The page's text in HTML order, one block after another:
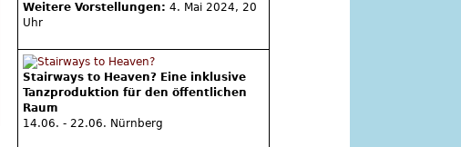
Weitere Vorstellungen: 4. Mai 2024, 20
Uhr
Stairways to Heaven? Eine inklusive
Tanzproduktion für den öffentlichen
Raum
14.06. - 22.06. Nürnberg